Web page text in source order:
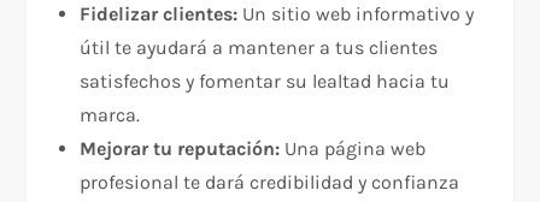
Fidelizar clientes: Un sitio web informativo y
útil te ayudará a mantener a tus clientes
satisfechos y fomentar su lealtad hacia tu
marca.
Mejorar tu reputación: Una página web
profesional te dará credibilidad y confianza